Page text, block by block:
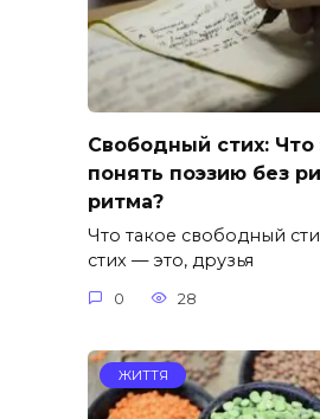
Свободный стих: Что
понять поэзию без
ритма?
Что такое свободный
стих — это, друзья
0 28
ЖИТТЯ